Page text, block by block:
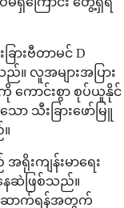
ားဗီတာမင် D
လူအများအပြား
ကောင်းစွာ စုပ်ယူနိုင်
ာ သီးခြားဖော်မြူ
းကျန်းမာရေး
ေဆဲဖြစ်သည်။
ဆောက်ရန်အတွက်